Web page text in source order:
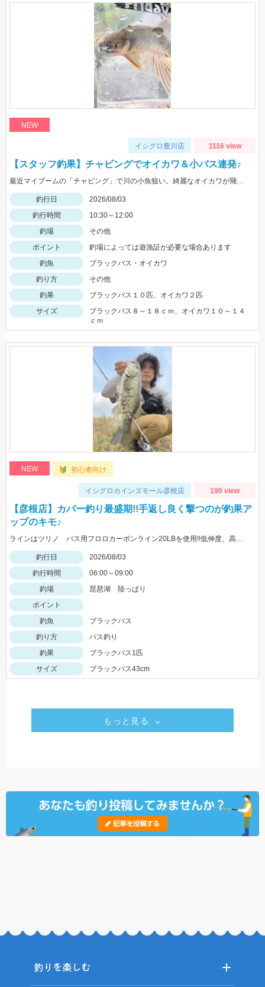
NEW
イシグロ豊川店 1116 view
【スタッフ釣果】チャビングでオイカワ＆小バス連発♪
最近マイブームの「チャビング」で川の小魚狙い。綺麗なオイカワが飛び出しました♪途中からはブラックバスの子供がスプーンやスピナーに連続ヒットしてきました。
釣行日
2026/08/03
釣行時間
10:30～12:00
釣場
その他
ポイント
釣場によっては遊漁証が必要な場合あります
釣魚
ブラックバス・オイカワ
釣り方
その他
釣果
ブラックバス１０匹、オイカワ２匹
サイズ
ブラックバス８～１８ｃｍ、オイカワ１０～１４
ｃｍ
NEW 初心者向け
イシグロカインズモール彦根店 190 view
【彦根店】カバー釣り最盛期!!手返し良く撃つのが釣果ア
ップのキモ♪
ラインはツリノ バス用フロロカーボンライン20LBを使用!!低伸度、高強度でカバーの釣りはこれで決まり♪
釣行日
2026/08/03
釣行時間
06:00～09:00
釣場
琵琶湖 陸っぱり
ポイント
釣魚
ブラックバス
釣り方
バス釣り
釣果
ブラックバス1匹
サイズ
ブラックバス43cm
もっと見る
釣りを楽しむ